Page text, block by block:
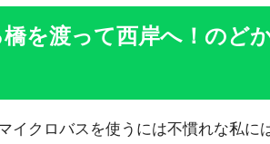
を渡って西岸へ！のど
イクロバスを使うには不慣れな私に